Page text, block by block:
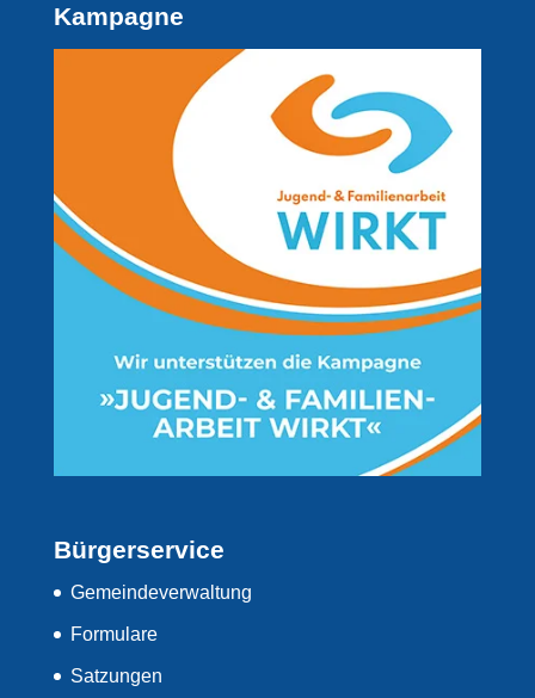
Kampagne
Bürgerservice
Gemeindeverwaltung
Formulare
Satzungen